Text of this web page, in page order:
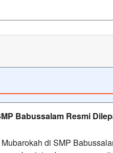
Babussalam Resmi
di SMP